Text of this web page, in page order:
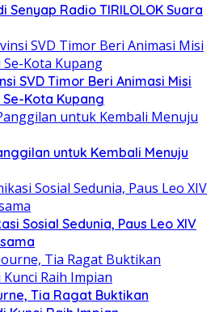
Senyap Radio TIRILOLOK Suara
SVD Timor Beri Animasi Misi
Kota Kupang
untuk Kembali Menuju
Sosial Sedunia, Paus Leo XIV
Tia Ragat Buktikan